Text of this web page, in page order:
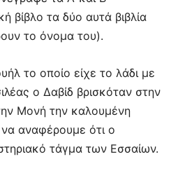
βίβλο τα δύο αυτά βιβλία
το όνομα του).
το οποίο είχε το λάδι με
ο Δαβίδ βρισκόταν στην
Mονή την καλουμένη
αναφέρουμε ότι ο
τάγμα των Εσσαίων.